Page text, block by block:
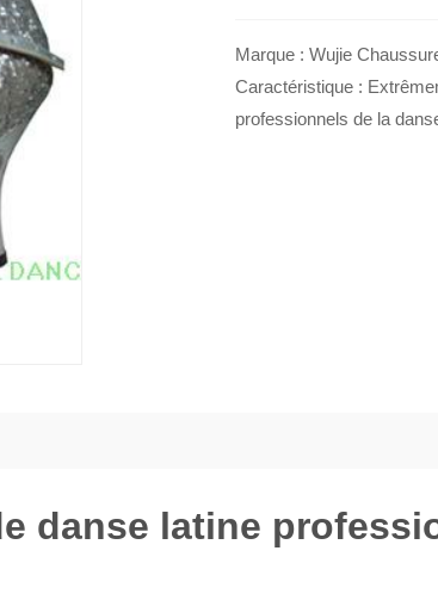
Marque : Wujie
Caractéristique :
professionnels de la
danse latine